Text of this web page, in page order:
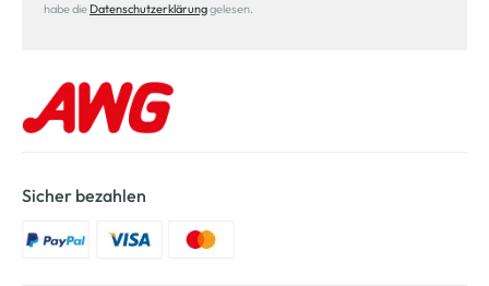
habe die Datenschutzerklärunggelesen.
Sicher bezahlen